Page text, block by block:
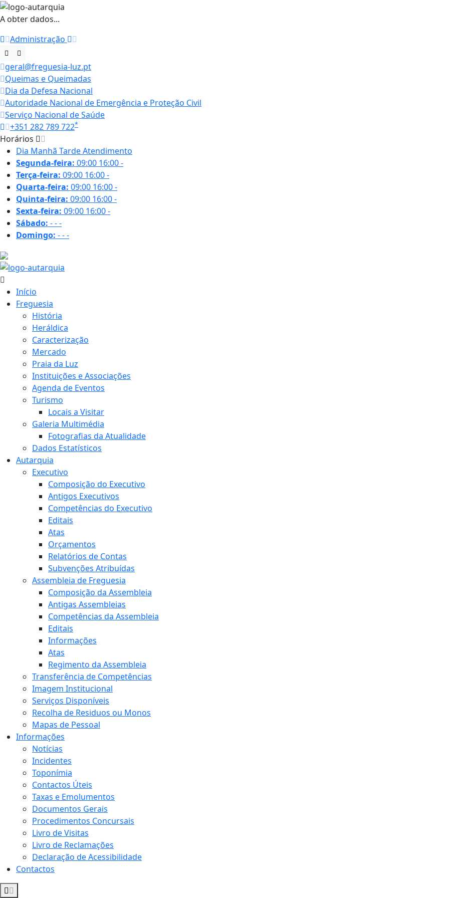
A obter dados...
Administração
geral@freguesia-luz.pt
Queimas e Queimadas
Dia da Defesa Nacional
Autoridade Nacional de Emergência e Proteção Civil
Serviço Nacional de Saúde
+351 282 789 722*
Horários
Dia Manhã TardeAtendimento
Segunda-feira: 09:00 16:00-
Terça-feira: 09:00 16:00-
Quarta-feira: 09:00 16:00-
Quinta-feira: 09:00 16:00-
Sexta-feira: 09:00 16:00-
Sábado: ---
Domingo: ---
Início
Freguesia
História
Heráldica
Caracterização
Mercado
Praia da Luz
Instituições e Associações
Agenda de Eventos
Turismo
Locais a Visitar
Galeria Multimédia
Fotografias da Atualidade
Dados Estatísticos
Autarquia
Executivo
Composição do Executivo
Antigos Executivos
Competências do Executivo
Editais
Atas
Orçamentos
Relatórios de Contas
Subvenções Atribuídas
Assembleia de Freguesia
Composição da Assembleia
Antigas Assembleias
Competências da Assembleia
Editais
Informações
Atas
Regimento da Assembleia
Transferência de Competências
Imagem Institucional
Serviços Disponíveis
Recolha de Residuos ou Monos
Mapas de Pessoal
Informações
Notícias
Incidentes
Toponímia
Contactos Úteis
Taxas e Emolumentos
Documentos Gerais
Procedimentos Concursais
Livro de Visitas
Livro de Reclamações
Declaração de Acessibilidade
Contactos